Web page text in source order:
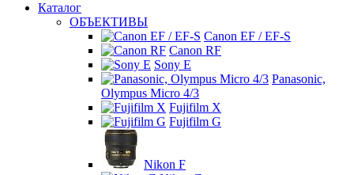
Каталог
ОБЪЕКТИВЫ
Canon EF / EF-S
Canon RF
Sony E
Panasonic,
Olympus Micro 4/3
Fujifilm X
Fujifilm G
Nikon F